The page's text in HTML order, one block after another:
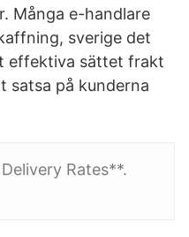
Många e-handlare
sverige det
effektiva sättet frakt
satsa på kunderna
Rates**.